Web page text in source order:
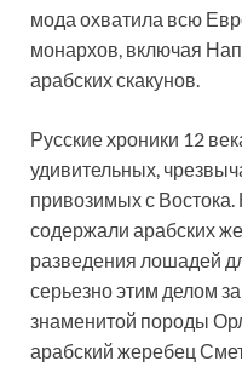
мода охватила всю
монархов, включая
арабских скакунов.
Русские хроники 12
удивительных,
привозимых с
содержали арабских
разведения лошадей
серьезно этим делом
знаменитой породы
арабский жеребец